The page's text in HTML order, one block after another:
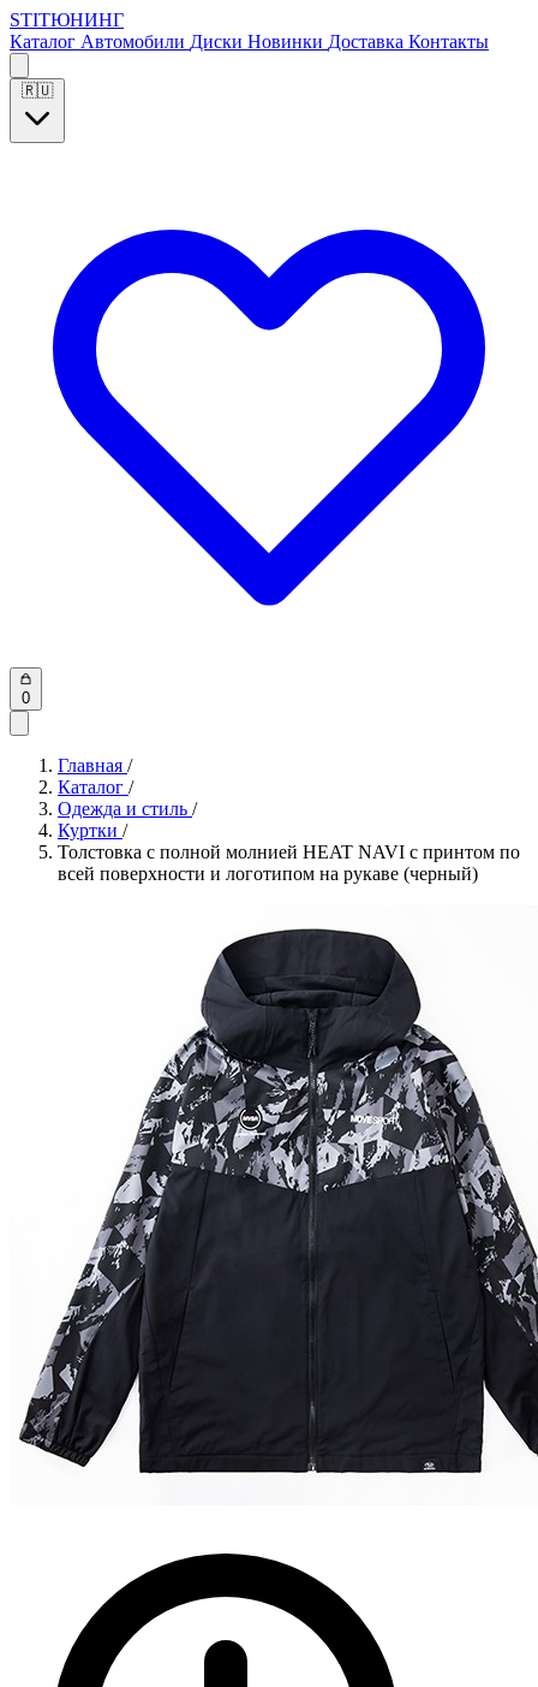
STIТЮНИНГ
Каталог Автомобили Диски Новинки Доставка Контакты
🇷🇺
0
Главная /
Каталог /
Одежда и стиль /
Куртки /
Толстовка с полной молнией HEAT NAVI с принтом по
всей поверхности и логотипом на рукаве (черный)